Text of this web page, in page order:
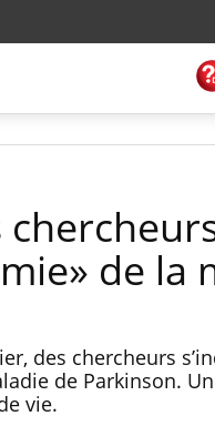
de la
des chercheurs
de Parkinson.
vie.